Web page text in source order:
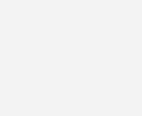
и как им стать (финал